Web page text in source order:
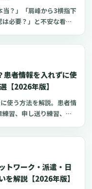
当？」「肩峰から3横指下
必要？」と不安な看護
い、神経損傷やSIRVA
までわかりやすく解説
者情報を入れずに使
【2026年版】
使う方法を解説。患者情
習、申し送り練習、復
トワーク・派遣・日
を解説【2026年版】